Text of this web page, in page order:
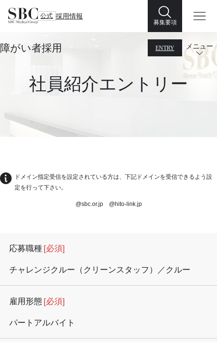
公式 採用情報
募集要項
障がい者採用 ENTRY メニュー
社員紹介エントリー
ドメイン指定受信を設定されている方は、下記ドメインを受信できるよう設
定を行って下さい。
@sbc.or.jp @hito-link.jp
応募職種 [必須]
チャレンジクルー（クリーンスタッフ）／クルー
雇用形態 [必須]
パートアルバイト